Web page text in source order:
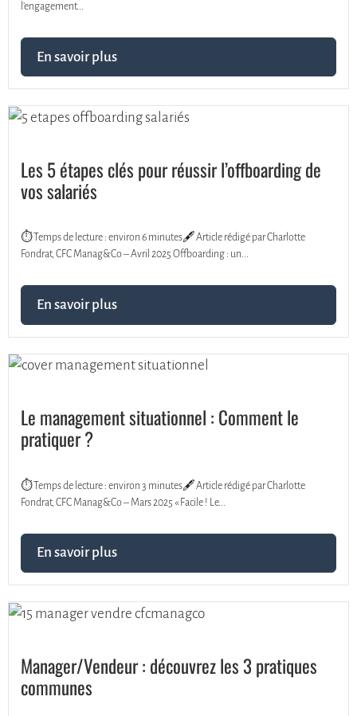
l’engagement...
En savoir plus
Les 5 étapes clés pour réussir l’offboarding de
vos salariés
⏱️ Temps de lecture : environ 6 minutes🖋️ Article rédigé par Charlotte
Fondrat, CFC Manag&Co – Avril 2025 Offboarding : un...
En savoir plus
Le management situationnel : Comment le
pratiquer ?
⏱️ Temps de lecture : environ 3 minutes🖋️ Article rédigé par Charlotte
Fondrat, CFC Manag&Co – Mars 2025 « Facile ! Le...
En savoir plus
Manager/Vendeur : découvrez les 3 pratiques
communes